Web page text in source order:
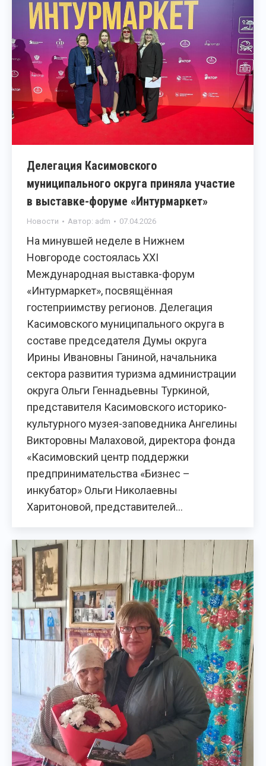
Делегация Касимовского
муниципального округа приняла участие
в выставке-форуме «Интурмаркет»
Новости Автор: adm 07.04.2026
На минувшей неделе в Нижнем
Новгороде состоялась XXI
Международная выставка-форум
«Интурмаркет», посвящённая
гостеприимству регионов. Делегация
Касимовского муниципального округа в
составе председателя Думы округа
Ирины Ивановны Ганиной, начальника
сектора развития туризма администрации
округа Ольги Геннадьевны Туркиной,
представителя Касимовского историко-
культурного музея-заповедника Ангелины
Викторовны Малаховой, директора фонда
«Касимовский центр поддержки
предпринимательства «Бизнес –
инкубатор» Ольги Николаевны
Харитоновой, представителей…